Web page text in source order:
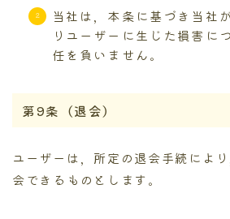
当社は，本条に基づき当社
りユーザーに生じた損害に
任を負いません。
第9条（退会）
ユーザーは，所定の退会手続によ
会できるものとします。